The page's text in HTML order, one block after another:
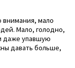
внимания, мало
Мало, голодно,
даже упавшую
давать больше,